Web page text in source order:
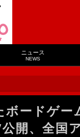
ニュース
NEWS
ボードゲー
開、全国